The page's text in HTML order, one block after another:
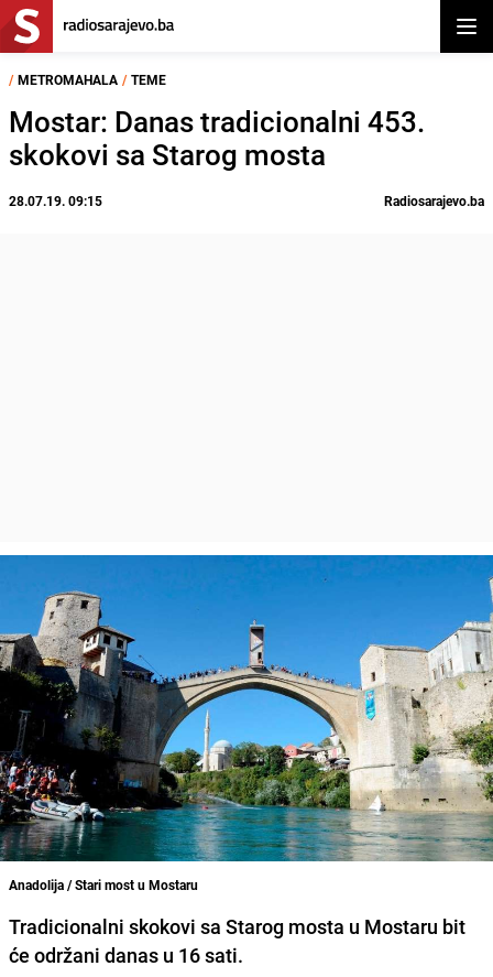
/ METROMAHALA / TEME
Mostar: Danas tradicionalni 453.
skokovi sa Starog mosta
28.07.19. 09:15 Radiosarajevo.ba
Anadolija / Stari most u Mostaru
Tradicionalni skokovi sa Starog mosta u Mostaru bit
će održani danas u 16 sati.